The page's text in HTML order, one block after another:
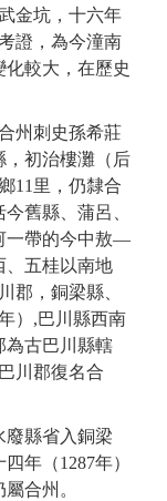
金坑，十六年
證，為今潼南
化較大， 在歷史
州刺史孫希莊
初治樓灘（ 后
11里， 仍隸合
舊縣、蒲呂、
一帶的今中敖—
五桂以南地
郡，銅梁縣、
）,巴川 縣西南
為古巴川縣轄
川郡復名合
廢縣省入銅梁
四年（1287年）
合州。